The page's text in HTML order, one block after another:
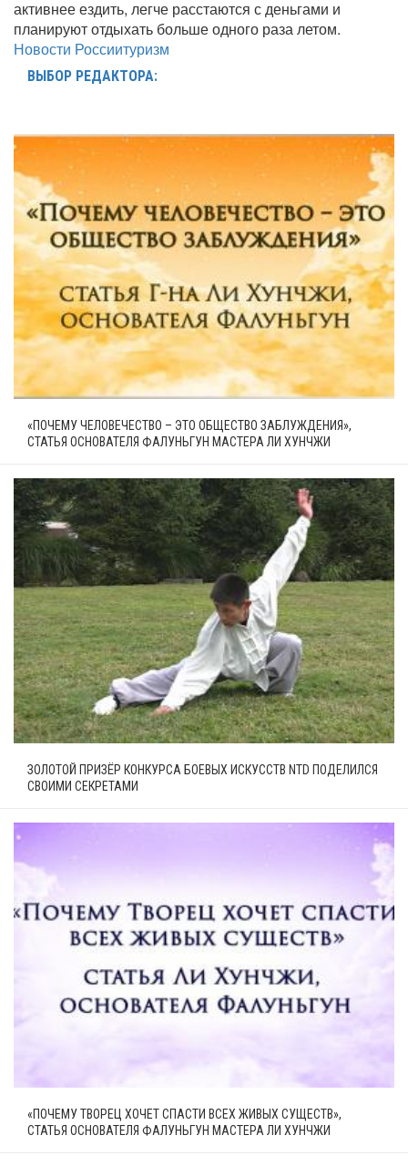
активнее ездить, легче расстаются с деньгами и
планируют отдыхать больше одного раза летом.
Новости Россиитуризм
ВЫБОР РЕДАКТОРА:
«ПОЧЕМУ ЧЕЛОВЕЧЕСТВО – ЭТО ОБЩЕСТВО ЗАБЛУЖДЕНИЯ»,
СТАТЬЯ ОСНОВАТЕЛЯ ФАЛУНЬГУН МАСТЕРА ЛИ ХУНЧЖИ
ЗОЛОТОЙ ПРИЗЁР КОНКУРСА БОЕВЫХ ИСКУССТВ NTD ПОДЕЛИЛСЯ
СВОИМИ СЕКРЕТАМИ
«ПОЧЕМУ ТВОРЕЦ ХОЧЕТ СПАСТИ ВСЕХ ЖИВЫХ СУЩЕСТВ»,
СТАТЬЯ ОСНОВАТЕЛЯ ФАЛУНЬГУН МАСТЕРА ЛИ ХУНЧЖИ